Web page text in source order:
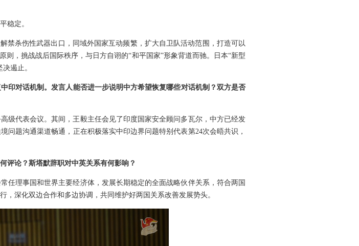
稳定。
禁杀伤性武器出口，同域外国家互动频繁，扩大自卫队活动范围，打造可以
，挑战战后国际秩序，与日方自诩的“和平国家”形象背道而驰。日本“新型
遏止。
印对话机制。发言人能否进一步说明中方希望恢复哪些对话机制？双方是否
级代表会议。其间，王毅主任会见了印度国家安全顾问多瓦尔，中方已经发
题沟通渠道畅通，正在积极落实中印边界问题特别代表第24次会晤共识，
评论？斯塔默辞职对中英关系有何影响？
任理事国和世界主要经济体，发展长期稳定的全面战略伙伴关系，符合两国
深化双边合作和多边协调，共同维护好两国关系改善发展势头。